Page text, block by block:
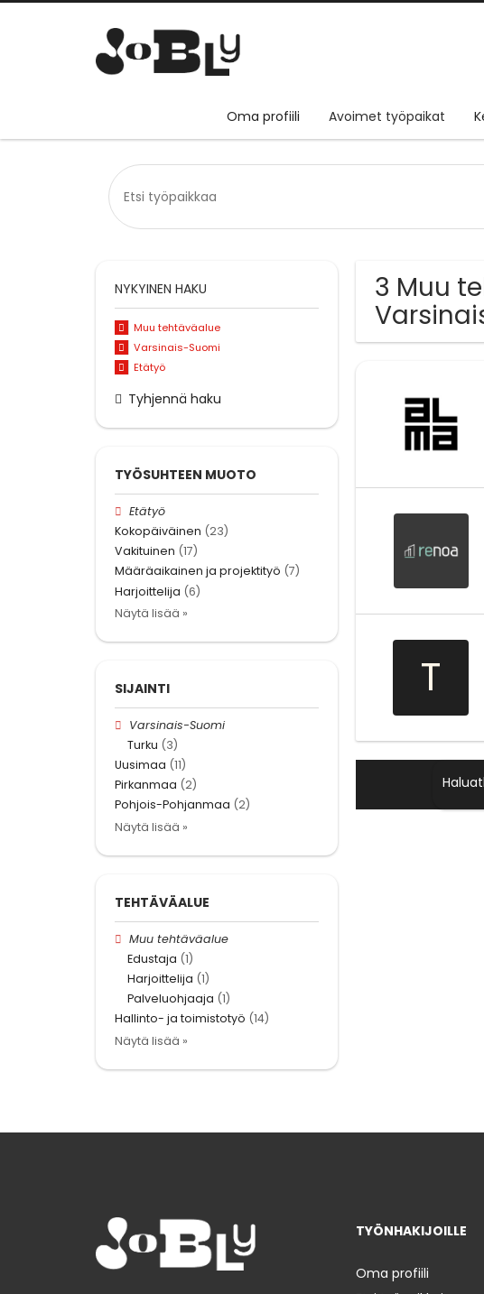
Oma profiili Avoimet työpaikat
3 Muu
T
NYKYINEN HAKU
Muu tehtäväalue
Varsinais-Suomi
Etätyö
Tyhjennä haku
TYÖSUHTEEN MUOTO
Etätyö
Kokopäiväinen (23)
Vakituinen (17)
Määräaikainen ja projektityö (7)
Harjoittelija (6)
Näytä lisää »
SIJAINTI
Varsinais-Suomi
Turku (3)
Uusimaa (11)
Pirkanmaa (2)
Pohjois-Pohjanmaa (2)
Näytä lisää »
TEHTÄVÄALUE
Muu tehtäväalue
Edustaja (1)
Harjoittelija (1)
Palveluohjaaja (1)
Hallinto- ja toimistotyö (14)
Näytä lisää »
TYÖNHAKIJOILLE
Oma profiili